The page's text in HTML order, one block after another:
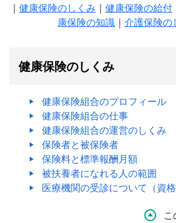
｜ 健康保険のしくみ ｜ 健康保険の給付
康保険の知識 ｜ 介護保険の
健康保険のしくみ
健康保険組合のプロフィール
健康保険組合の仕事
健康保険組合の運営のしくみ
保険者と被保険者
保険料と標準報酬月額
被扶養者になれる人の範囲
医療機関の受診について（資格